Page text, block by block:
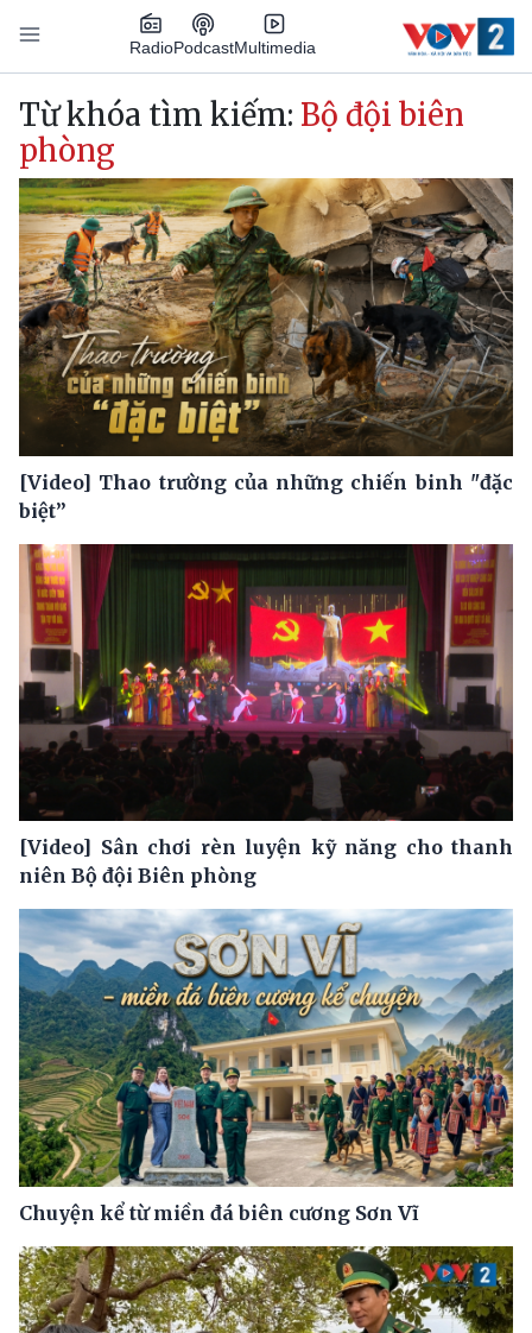
Nhảy đến nội dung
RadioPodcastMultimedia
Main navigation
Từ khóa tìm kiếm: Bộ đội biên
phòng
[Video] Thao trường của những chiến binh "đặc
biệt”
[Video] Sân chơi rèn luyện kỹ năng cho thanh
niên Bộ đội Biên phòng
Chuyện kể từ miền đá biên cương Sơn Vĩ